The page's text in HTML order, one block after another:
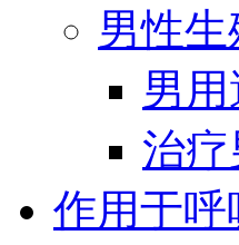
男性
男
治
作用于呼